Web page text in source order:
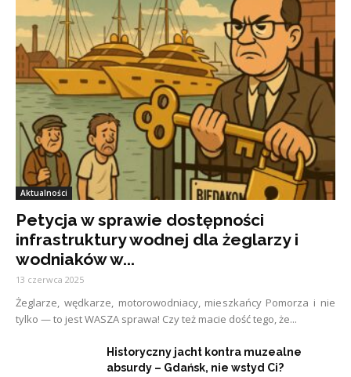
Aktualności
Petycja w sprawie dostępności
infrastruktury wodnej dla żeglarzy i
wodniaków w...
13 czerwca 2025
Żeglarze, wędkarze, motorowodniacy, mieszkańcy Pomorza i nie
tylko — to jest WASZA sprawa! Czy też macie dość tego, że...
Historyczny jacht kontra muzealne
absurdy – Gdańsk, nie wstyd Ci?